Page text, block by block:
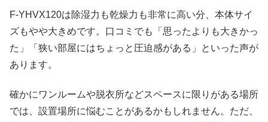
F-YHVX120は除湿力も乾燥力も非常に高い分、本体サイ
ズもやや大きめです。口コミでも「思ったよりも大きかっ
た」「狭い部屋にはちょっと圧迫感がある」といった声が
あります。
確かにワンルームや脱衣所などスペースに限りがある場所
では、設置場所に悩むことがあるかもしれません。ただ、